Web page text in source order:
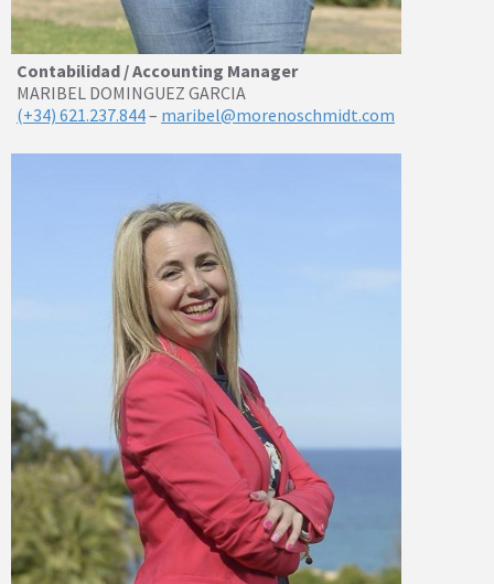
Contabilidad / Accounting Manager
MARIBEL DOMINGUEZ GARCIA
(+34) 621.237.844– maribel@morenoschmidt.com